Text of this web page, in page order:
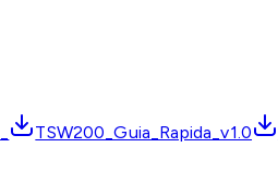
TSW200_Guia_Rapida_v1.0